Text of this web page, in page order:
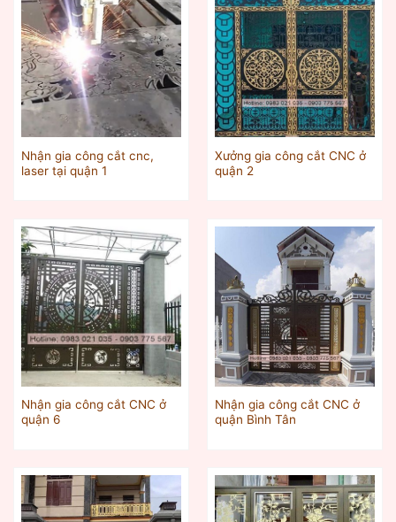
Nhận gia công cắt cnc,
laser tại quận 1
Xưởng gia công cắt CNC ở
quận 2
Nhận gia công cắt CNC ở
quận 6
Nhận gia công cắt CNC ở
quận Bình Tân